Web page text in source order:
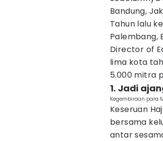
Bandung,
Tahun lalu
Palembang,
Director of
lima kota
5.000 mitra
1. Jadi
Kegembiraan para
Keseruan
bersama
antar